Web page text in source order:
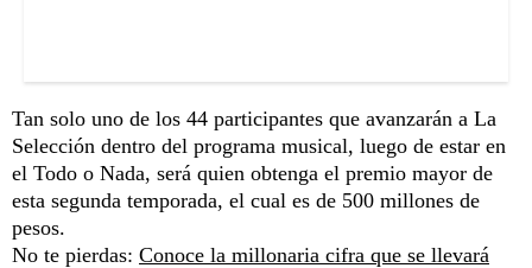
Tan solo uno de los 44 participantes que avanzarán a La
Selección dentro del programa musical, luego de estar en
el Todo o Nada, será quien obtenga el premio mayor de
esta segunda temporada, el cual es de 500 millones de
pesos.
No te pierdas: Conoce la millonaria cifra que se llevará